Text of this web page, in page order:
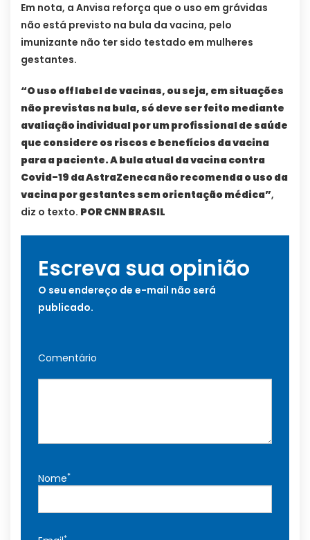
Em nota, a Anvisa reforça que o uso em grávidas
não está previsto na bula da vacina, pelo
imunizante não ter sido testado em mulheres
gestantes.
“O uso off label de vacinas, ou seja, em situações
não previstas na bula, só deve ser feito mediante
avaliação individual por um profissional de saúde
que considere os riscos e benefícios da vacina
para a paciente. A bula atual da vacina contra
Covid-19 da AstraZeneca não recomenda o uso da
vacina por gestantes sem orientação médica”,
diz o texto. POR CNN BRASIL
Escreva sua opinião
O seu endereço de e-mail não será
publicado.
Comentário
Nome*